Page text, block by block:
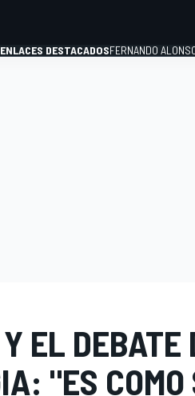
ENLACES DESTACADOSFERNANDO
EL DEBATE
"ES